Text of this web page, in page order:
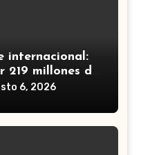
internacional:
219 millones de
6, 2026